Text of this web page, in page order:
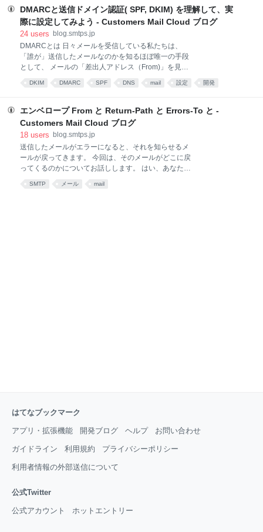
ます。 実際には1000オクテットまで伸ばさずに78オ
になっています。 メールサーバに接続する メール送信
するときに、まず初めに行うことはメールサーバに接
続することです。 はい、そこズッコケない！！ メール
SMTPサーバのホスト名、ポート番号、認証、暗号化
などの項目があります。 各SMTPサーバもこれらの情
報を公開しており、メーラーはその設定を行えば送信
できます。 さて、受け付けたメールサーバはそのメー
DMARCと送信ドメイン認証( SPF, DKIM) を理解して、実
際に設定してみよう - Customers Mail Cloud ブログ
24 users blog.smtps.jp
DMARCとは 日々メールを受信している私たちは、
「誰が」送信したメールなのかを知るほぼ唯一の手段
として、 メールの「差出人アドレス（From)」を見て
います。 しかし、電子メールは仕組み上、From を自
由に設定することができます。 この仕組みと人の習慣
すまして人々を信用させて、 フィッシング行為が行わ
れるケースがあります。 このようなケースでは、直接
の被害者はもちろん、 なりすまされた企業やブランド
メールを取り扱う企業や組織の間では、こうしたなり
すましの問題に対して、 送信ドメイン認証の導入を進
めてきました。 送信ドメイン認証とは、DNSを利用し
て、ドメイン所有者が許可した者が送信したメールで
DKIM DMARC SPF DNS mail 設定 開発
エンベロープ From と Return-Path と Errors-To と -
Customers Mail Cloud ブログ
18 users blog.smtps.jp
送信したメールがエラーになると、それを知らせるメ
ールが戻ってきます。 今回は、そのメールがどこに戻
ってくるのかについてお話しします。 はい、あなた。
SMTP メール mail
はてなブックマーク
アプリ・拡張機能 開発ブログ ヘルプ お問い合わせ
ガイドライン 利用規約 プライバシーポリシー
利用者情報の外部送信について
公式Twitter
公式アカウント ホットエントリー